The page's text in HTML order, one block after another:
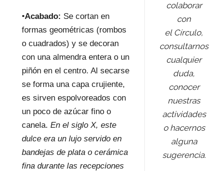
•Acabado: Se cortan en
formas geométricas (rombos
o cuadrados) y se decoran
con una almendra entera o un
piñón en el centro. Al secarse
se forma una capa crujiente,
es sirven espolvoreados con
un poco de azúcar fino o
canela. En el siglo X, este
dulce era un lujo servido en
bandejas de plata o cerámica
fina durante las recepciones
colaborar
con
el Círculo,
consultarnos
cualquier
duda,
conocer
nuestras
actividades
o hacernos
alguna
sugerencia.